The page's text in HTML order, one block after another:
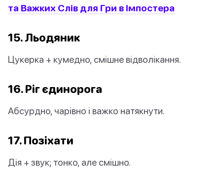
та Важких Слів для Гри в Імпостера
15. Льодяник
Цукерка + кумедно, смішне відволікання.
16. Ріг єдинорога
Абсурдно, чарівно і важко натякнути.
17. Позіхати
Дія + звук; тонко, але смішно.